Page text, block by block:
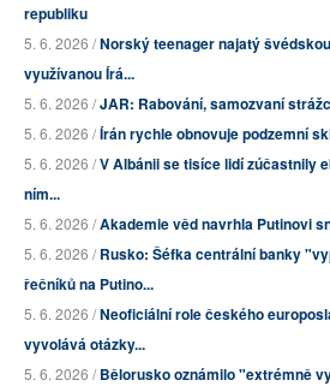
republiku
5. 6. 2026 /Norský teenager najatý
využívanou Írá...
5. 6. 2026 /JAR: Rabování, samozvaní
5. 6. 2026 /Írán rychle obnovuje podzemní
5. 6. 2026 /V Albánii se tisíce lidí zúčastnily
ním...
5. 6. 2026 /Akademie věd navrhla Putinovi
5. 6. 2026 /Rusko: Šéfka centrální banky
řečníků na Putino...
5. 6. 2026 /Neoficiální role českého
vyvolává otázky...
5. 6. 2026 /Bělorusko oznámilo "extrémně